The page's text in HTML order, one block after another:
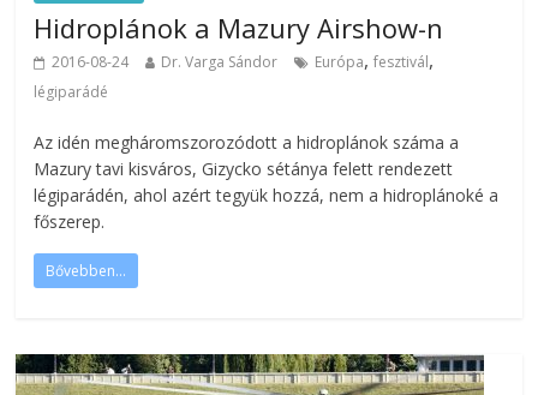
Hidroplánok a Mazury Airshow-n
2016-08-24 Dr. Varga Sándor Európa,fesztivál,
légiparádé
Az idén megháromszorozódott a hidroplánok száma a
Mazury tavi kisváros, Gizycko sétánya felett rendezett
légiparádén, ahol azért tegyük hozzá, nem a hidroplánoké a
főszerep.
Bővebben...